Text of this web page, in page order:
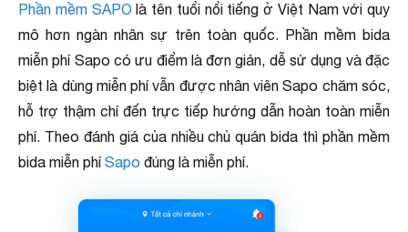
Phần mềm SAPO là tên tuổi nổi tiếng ở Việt Nam với quy
mô hơn ngàn nhân sự trên toàn quốc. Phần mềm bida
miễn phí Sapo có ưu điểm là đơn giản, dễ sử dụng và đặc
biệt là dùng miễn phí vẫn được nhân viên Sapo chăm sóc,
hỗ trợ thậm chí đến trực tiếp hướng dẫn hoàn toàn miễn
phí. Theo đánh giá của nhiều chủ quán bida thì phần mềm
bida miễn phíSapo đúng là miễn phí.